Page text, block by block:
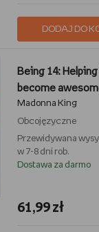
DODAJ DO
Being 14:
become
Madonna King
Obcojęzyczne
Przewidywana
w 7-8 dni rob.
Dostawa za darmo
61,99 zł